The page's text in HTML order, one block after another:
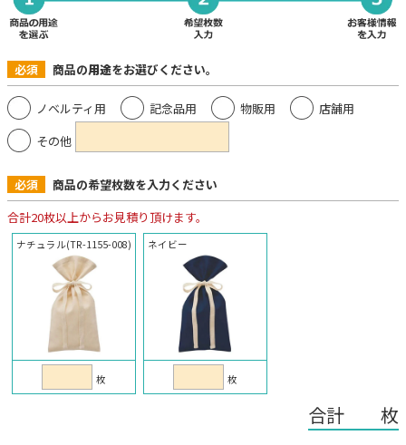
必須 商品の用途をお選びください。
ノベルティ用 記念品用 物販用
店舗用
その他
必須
商品の希望枚数を入力ください
合計20枚以上からお見積り頂けます。
ナチュラル(TR-1155-008)
枚
ネイビー
枚
合計 枚